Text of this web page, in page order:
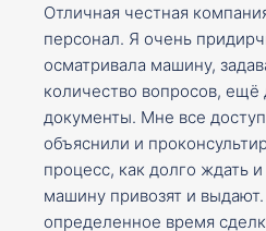
Отличная честная
персонал. Я очень
осматривала машину,
количество вопросов,
документы. Мне все
объяснили и
процесс, как долго ждать
машину привозят и выдают.
определенное время